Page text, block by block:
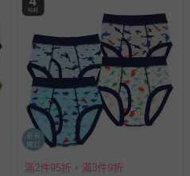
滿2件95折，滿3件9折